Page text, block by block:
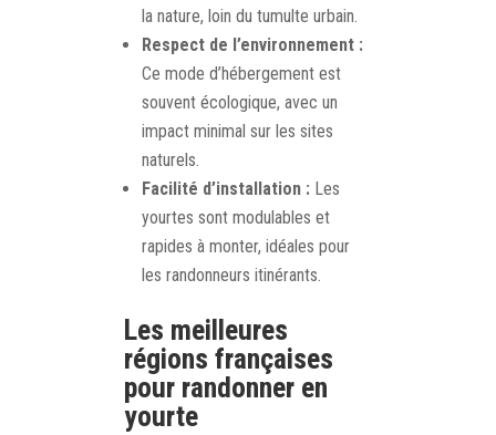
la nature, loin du tumulte urbain.
Respect de l’environnement :
Ce mode d’hébergement est
souvent écologique, avec un
impact minimal sur les sites
naturels.
Facilité d’installation : Les
yourtes sont modulables et
rapides à monter, idéales pour
les randonneurs itinérants.
Les meilleures
régions françaises
pour randonner en
yourte